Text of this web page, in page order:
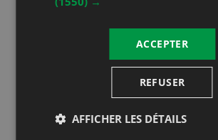
Inscrivez-vous à notre newsletter
Vous serez informé de toutes nos actualités
ACCEPTER
REFUSER
AFFICHER LES DÉTAILS